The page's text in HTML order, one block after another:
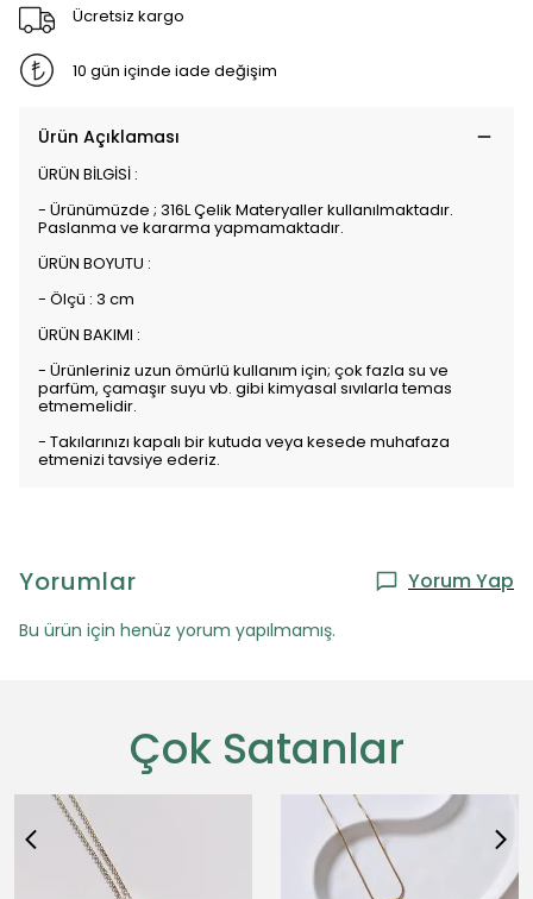
Ücretsiz kargo
10 gün içinde iade değişim
Ürün Açıklaması
ÜRÜN BİLGİSİ :
- Ürünümüzde ; 316L Çelik Materyaller kullanılmaktadır.
Paslanma ve kararma yapmamaktadır.
ÜRÜN BOYUTU :
- Ölçü : 3 cm
ÜRÜN BAKIMI :
- Ürünleriniz uzun ömürlü kullanım için; çok fazla su ve
parfüm, çamaşır suyu vb. gibi kimyasal sıvılarla temas
etmemelidir.
- Takılarınızı kapalı bir kutuda veya kesede muhafaza
etmenizi tavsiye ederiz.
Yorumlar Yorum Yap
Bu ürün için henüz yorum yapılmamış.
Çok Satanlar